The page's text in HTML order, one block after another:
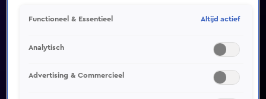
Video helaas niet gevonden
Functioneel & Essentieel Altijd actief
Analytisch
Advertising & Commercieel